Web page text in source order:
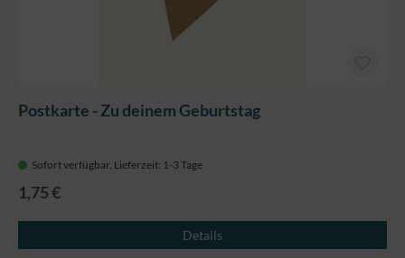
Postkarte - Zu deinem Geburtstag
Sofort verfügbar, Lieferzeit: 1-3 Tage
1,75 €
Details